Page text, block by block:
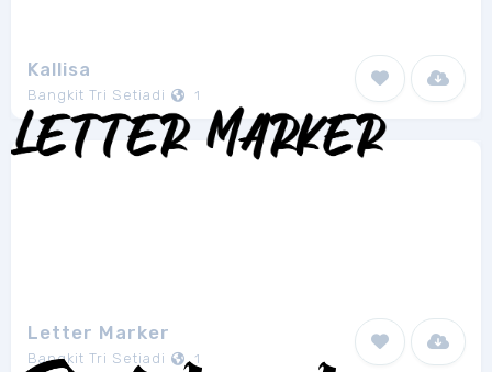
Kallisa
Bangkit Tri Setiadi 1
Letter Marker
Bangkit Tri Setiadi 1